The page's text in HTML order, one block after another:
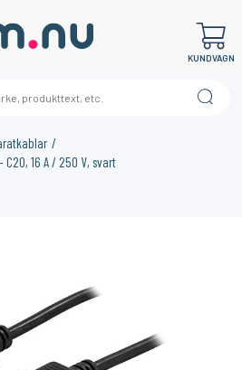
KUNDVAGN
C20, 16 A / 250 V, svart